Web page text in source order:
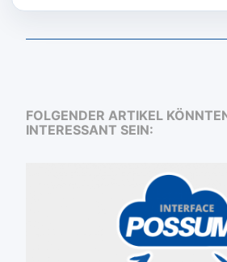
FOLGENDER ARTIKEL
INTERESSANT SEIN: